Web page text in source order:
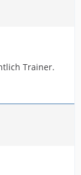
Trainer.